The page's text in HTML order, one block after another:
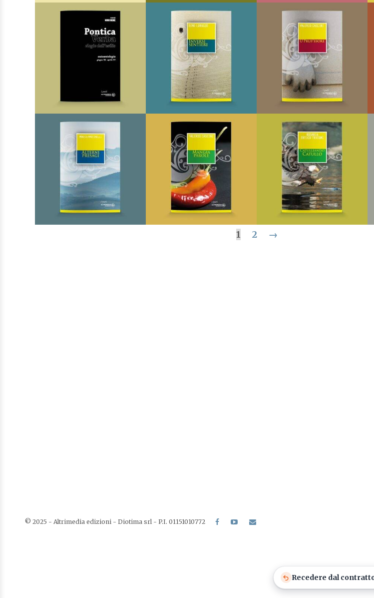
Canzoniere imperfetto
Ivan Fedeli
8,00
I Poeti
AGGIUNGI ALLA
Trasporti urbani
Paolo Polvani
€8,00
I Poeti
AGGIUNGI AL CARRELLO
AGGIUNGI ALLA
Destino
Fiorella Bizzarro
€8,00
I Poeti
AGGIUNGI AL CARRELLO
AGGIUNGI ALLA
Pontica Verba
DiNono Memè
€8,00
I Poeti
AGGIUNGI AL CARRELLO
AGGIUNGI ALLA
Inversi sentieri
Dino Lorusso
€8,00
I Poeti
AGGIUNGI AL CARRELLO
AGGIUNGI ALLA
U’ pruf’ssore
DiValerio Cascini
€14,00
I Poeti
AGGIUNGI AL CARRELLO
AGGIUNGI ALLA
Alterni presagi Mangia parole Catulliando Catullo
1 2 →
© 2025 - Altrimedia edizioni - Diotima srl - P.I. 01151010772
Recedere dal